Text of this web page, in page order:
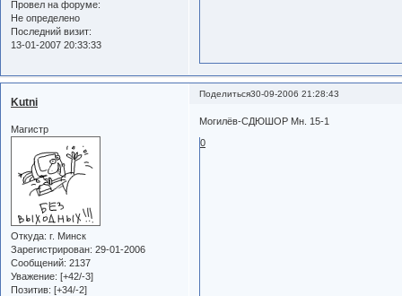
Провел на форуме:
Не определено
Последний визит:
13-01-2007 20:33:33
Поделиться30-09-2006 21:28:43
Kutni
Магистр
Откуда: г. Минск
Зарегистрирован: 29-01-2006
Сообщений: 2137
Уважение: [+42/-3]
Позитив: [+34/-2]
Могилёв-СДЮШОР Мн. 15-1
0